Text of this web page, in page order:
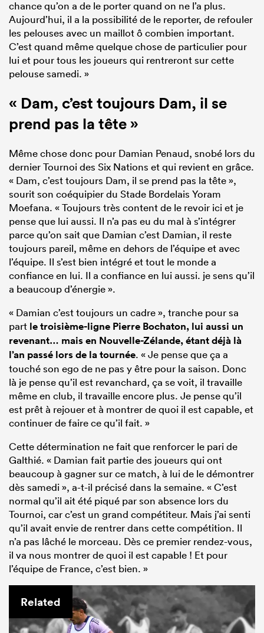
chance qu’on a de le porter quand on ne l’a plus.
Aujourd’hui, il a la possibilité de le reporter, de refouler
les pelouses avec un maillot ô combien important.
C’est quand même quelque chose de particulier pour
lui et pour tous les joueurs qui rentreront sur cette
pelouse samedi. »
« Dam, c’est toujours Dam, il se
prend pas la tête »
Même chose donc pour Damian Penaud, snobé lors du
dernier Tournoi des Six Nations et qui revient en grâce.
« Dam, c’est toujours Dam, il se prend pas la tête »,
sourit son coéquipier du Stade Bordelais Yoram
Moefana. « Toujours très content de le revoir ici et je
pense que lui aussi. Il n’a pas eu du mal à s’intégrer
parce qu’on sait que Damian c’est Damian, il reste
toujours pareil, même en dehors de l’équipe et avec
l’équipe. Il s’est bien intégré et tout le monde a
confiance en lui. Il a confiance en lui aussi. je sens qu’il
a beaucoup d’énergie ».
« Damian c’est toujours un cadre », tranche pour sa
part le troisième-ligne Pierre Bochaton, lui aussi un
revenant… mais en Nouvelle-Zélande, étant déjà là
l’an passé lors de la tournée. « Je pense que ça a
touché son ego de ne pas y être pour la saison. Donc
là je pense qu’il est revanchard, ça se voit, il travaille
même en club, il travaille encore plus. Je pense qu’il
est prêt à rejouer et à montrer de quoi il est capable, et
continuer de faire ce qu’il fait. »
Cette détermination ne fait que renforcer le pari de
Galthié. « Damian fait partie des joueurs qui ont
beaucoup à gagner sur ce match, à lui de le démontrer
dès samedi », a-t-il précisé dans la semaine. « C’est
normal qu’il ait été piqué par son absence lors du
Tournoi, car c’est un grand compétiteur. Mais j’ai senti
qu’il avait envie de rentrer dans cette compétition. Il
n’a pas lâché le morceau. Dès ce premier rendez-vous,
il va nous montrer de quoi il est capable ! Et pour
l’équipe de France, c’est bien. »
Related